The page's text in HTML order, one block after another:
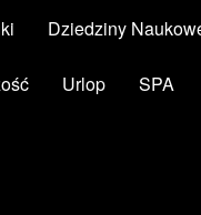
Dziedziny
Urlop SPA